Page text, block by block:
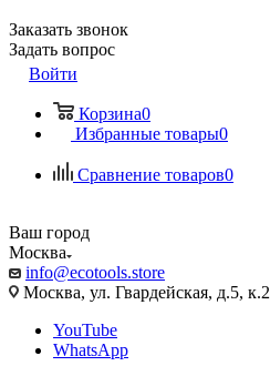
Заказать звонок
Задать вопрос
Войти
Корзина0
Избранные товары0
Сравнение товаров0
Ваш город
Москва
info@ecotools.store
Москва, ул. Гвардейская, д.5, к.2
YouTube
WhatsApp